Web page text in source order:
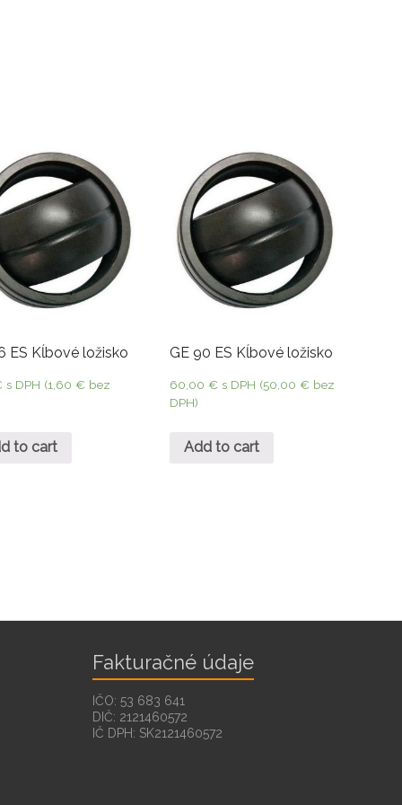
ES Kĺbové ložisko
s DPH (1,60 €bez
to cart
GE 90 ES Kĺbové ložisko
60,00€ s DPH (50,00€ bez
DPH)
Add to cart
Fakturačné údaje
IČO: 53 683 641
DIČ: 2121460572
IČ DPH: SK2121460572